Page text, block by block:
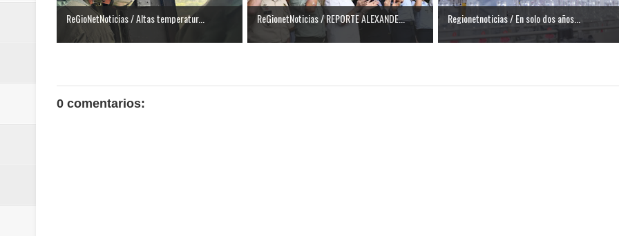
ReGioNetNoticias / Altas temperatur... ReGionetNoticias / REPORTE ALEXANDE... Regionetnoticias / En solo dos años...
0 comentarios: